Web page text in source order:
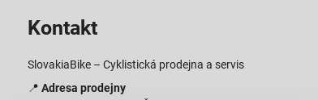
Kontakt
SlovakiaBike – Cyklistická prodejna a servis
📍 Adresa prodejny